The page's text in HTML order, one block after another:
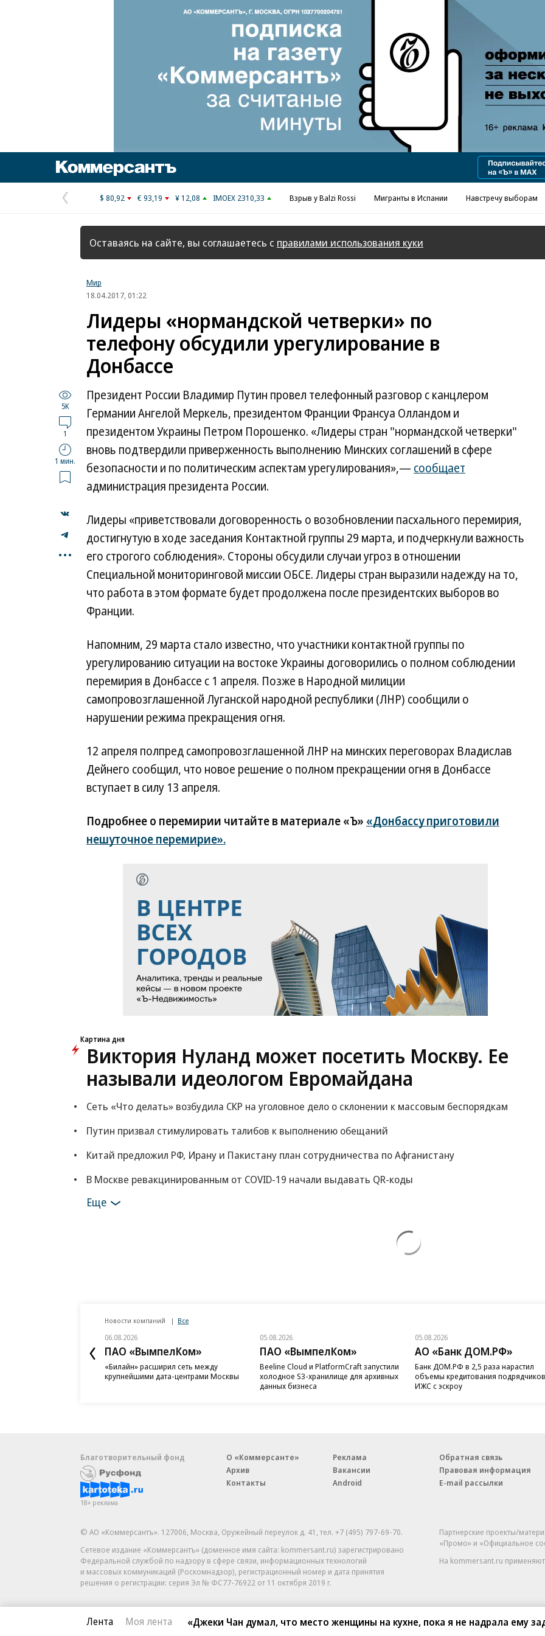
Предыдущая
страница
$ 80,92 € 93,19 ¥ 12,08 IMOEX 2310,33 Взрыв у Balzi Rossi Мигранты в Испании Навстречу выборам
Оставаясь на сайте, вы соглашаетесь с правилами использования куки
Мир
18.04.2017, 01:22
Лидеры «нормандской четверки» по
телефону обсудили урегулирование в
Донбассе
5K
1
1 мин.
...
Президент России Владимир Путин провел телефонный разговор с канцлером
Германии Ангелой Меркель, президентом Франции Франсуа Олландом и
президентом Украины Петром Порошенко. «Лидеры стран "нормандской четверки"
вновь подтвердили приверженность выполнению Минских соглашений в сфере
безопасности и по политическим аспектам урегулирования»,— сообщает
администрация президента России.
Лидеры «приветствовали договоренность о возобновлении пасхального перемирия,
достигнутую в ходе заседания Контактной группы 29 марта, и подчеркнули важность
его строгого соблюдения». Стороны обсудили случаи угроз в отношении
Специальной мониторинговой миссии ОБСЕ. Лидеры стран выразили надежду на то,
что работа в этом формате будет продолжена после президентских выборов во
Франции.
Напомним, 29 марта стало известно, что участники контактной группы по
урегулированию ситуации на востоке Украины договорились о полном соблюдении
перемирия в Донбассе с 1 апреля. Позже в Народной милиции
самопровозглашенной Луганской народной республики (ЛНР) сообщили о
нарушении режима прекращения огня.
12 апреля полпред самопровозглашенной ЛНР на минских переговорах Владислав
Дейнего сообщил, что новое решение о полном прекращении огня в Донбассе
вступает в силу 13 апреля.
Подробнее о перемирии читайте в материале «Ъ» «Донбассу приготовили
нешуточное перемирие».
Картина дня
Виктория Нуланд может посетить Москву. Ее
называли идеологом Евромайдана
Сеть «Что делать» возбудила СКР на уголовное дело о склонении к массовым беспорядкам
Путин призвал стимулировать талибов к выполнению обещаний
Китай предложил РФ, Ирану и Пакистану план сотрудничества по Афганистану
В Москве ревакцинированным от COVID-19 начали выдавать QR-коды
Еще
Новости компаний Все
06.08.2026
ПАО «ВымпелКом»
«Билайн» расширил сеть между
крупнейшими дата-центрами Москвы
05.08.2026
ПАО «ВымпелКом»
Beeline Cloud и PlatformCraft запустили
холодное S3-хранилище для архивных
данных бизнеса
05.08.2026
АО «Банк ДОМ.РФ»
Банк ДОМ.РФ в 2,5 раза нарастил
объемы кредитования подрядчиков
ИЖС с эскроу
Лента Моя лента «Джеки Чан думал, что место женщины на кухне, пока я не надрала ему
Благотворительный фонд
18+ реклама
О «Коммерсанте»
Архив
Контакты
Реклама
Вакансии
Android
Обратная связь
Правовая информация
E-mail рассылки
© АО «Коммерсантъ». 127006, Москва, Оружейный переулок д. 41,тел. +7 (495) 797-69-70.
Сетевое издание «Коммерсантъ» (доменное имя сайта: kommersant.ru) зарегистрировано
Федеральной службой по надзору в сфере связи, информационных технологий
и массовых коммуникаций (Роскомнадзор), регистрационный номер и дата принятия
решения о регистрации: серия Эл № ФС77-76922 от 11 октября 2019 г.
Партнерские проекты/
«Промо» и «Официальное
На kommersant.ru